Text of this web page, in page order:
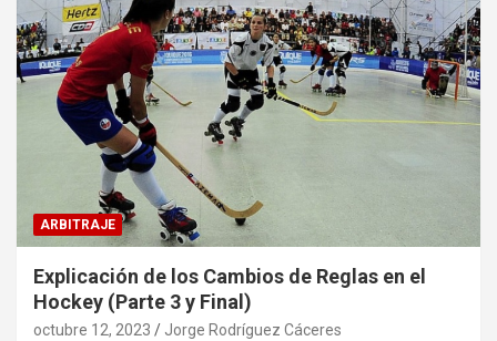
ARBITRAJE
Explicación de los Cambios de Reglas en el
Hockey (Parte 3 y Final)
octubre 12, 2023 Jorge Rodríguez Cáceres